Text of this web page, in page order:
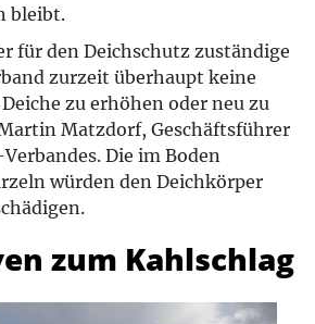
bleibt.
für den Deichschutz zuständige
zurzeit überhaupt keine
zu erhöhen oder neu zu
Matzdorf, Geschäftsführer
Die im Boden
würden den Deichkörper
zum Kahlschlag